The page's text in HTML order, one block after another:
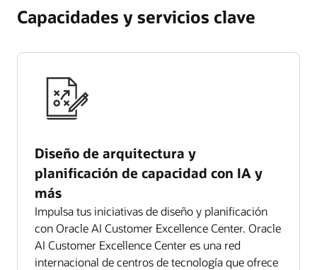
Capacidades y servicios clave
Diseño de arquitectura y
planificación de capacidad con IA y
más
Impulsa tus iniciativas de diseño y planificación
con Oracle AI Customer Excellence Center. Oracle
AI Customer Excellence Center es una red
internacional de centros de tecnología que ofrece